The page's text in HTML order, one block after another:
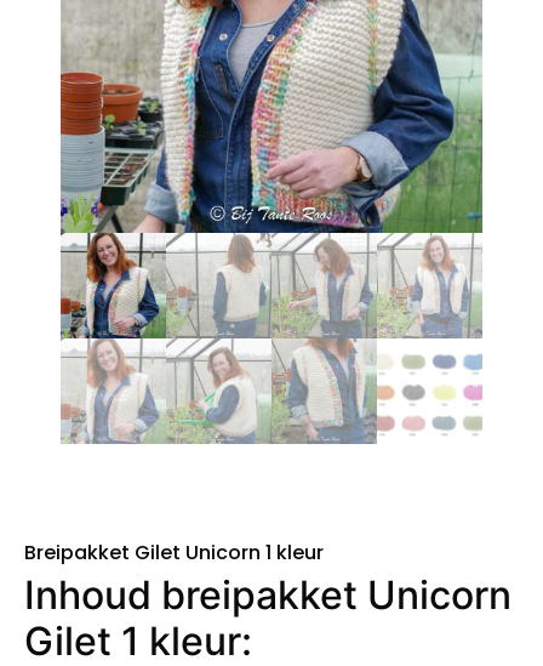
Breipakket Gilet Unicorn 1 kleur
Inhoud breipakket Unicorn
Gilet 1 kleur: